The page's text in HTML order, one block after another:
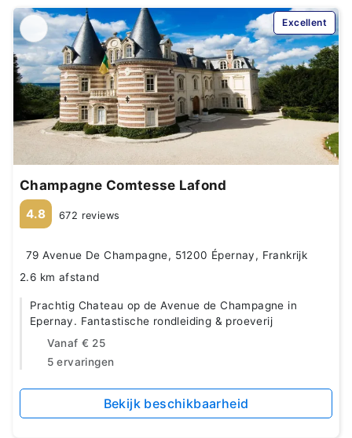
Excellent
Champagne Comtesse Lafond
4.8 672 reviews
79 Avenue De Champagne, 51200 Épernay, Frankrijk
2.6 km afstand
Prachtig Chateau op de Avenue de Champagne in
Epernay. Fantastische rondleiding & proeverij
Vanaf € 25
5 ervaringen
Bekijk beschikbaarheid